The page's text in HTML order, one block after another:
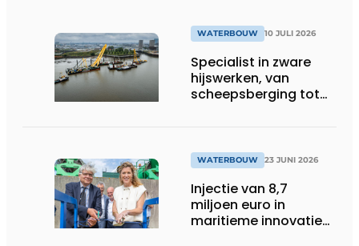
WATERBOUW 10 JULI 2026
Specialist in zware
hijswerken, van
scheepsberging tot
WATERBOUW 23 JUNI 2026
Injectie van 8,7
miljoen euro in
maritieme innovatie-